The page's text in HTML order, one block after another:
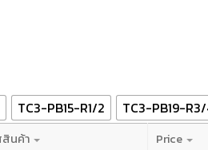
TC3-PB15-R1/2 TC3-PB19-
นค้า Price